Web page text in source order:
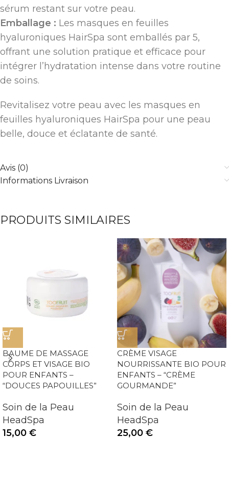
sérum restant sur votre peau.
Emballage : Les masques en feuilles
hyaluroniques HairSpa sont emballés par 5,
offrant une solution pratique et efficace pour
intégrer l’hydratation intense dans votre routine
de soins.
Revitalisez votre peau avec les masques en
feuilles hyaluroniques HairSpa pour une peau
belle, douce et éclatante de santé.
Avis (0)
Informations Livraison
PRODUITS SIMILAIRES
BAUME DE MASSAGE
CORPS ET VISAGE BIO
POUR ENFANTS –
“DOUCES PAPOUILLES”
Soin de la Peau
HeadSpa
15,00 €
CRÈME VISAGE
NOURRISSANTE BIO POUR
ENFANTS – “CRÈME
GOURMANDE”
Soin de la Peau
HeadSpa
25,00 €